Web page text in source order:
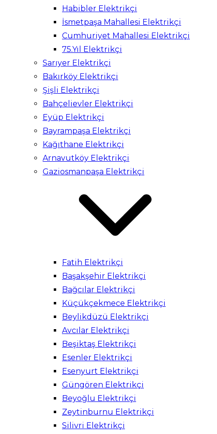
Habibler Elektrikçi
İsmetpaşa Mahallesi Elektrikçi
Cumhuriyet Mahallesi Elektrikçi
75.Yıl Elektrikçi
Sarıyer Elektrikçi
Bakırköy Elektrikçi
Şişli Elektrikçi
Bahçelievler Elektrikçi
Eyüp Elektrikçi
Bayrampaşa Elektrikçi
Kağıthane Elektrikçi
Arnavutköy Elektrikçi
Gaziosmanpaşa Elektrikçi
Fatih Elektrikçi
Başakşehir Elektrikçi
Bağcılar Elektrikçi
Küçükçekmece Elektrikçi
Beylikdüzü Elektrikçi
Avcılar Elektrikçi
Beşiktaş Elektrikçi
Esenler Elektrikçi
Esenyurt Elektrikçi
Güngören Elektrikçi
Beyoğlu Elektrikçi
Zeytinburnu Elektrikçi
Silivri Elektrikçi